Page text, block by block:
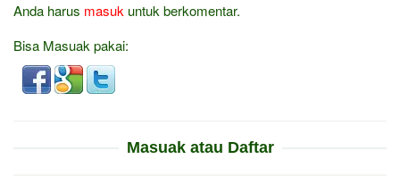
Anda harus masuk untuk berkomentar.
Bisa Masuak pakai:
Masuak atau Daftar